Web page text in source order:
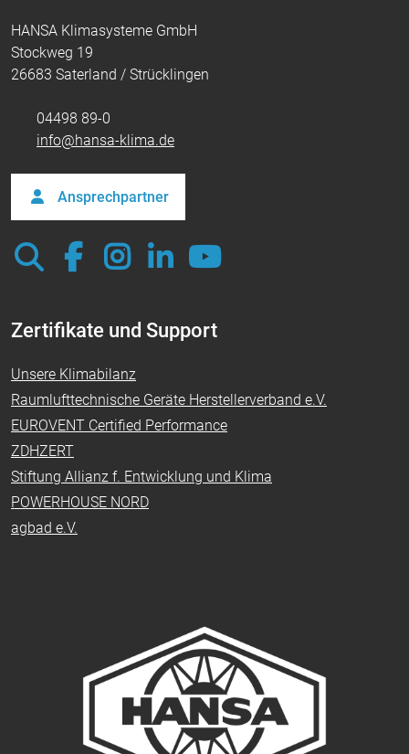
HANSA Klimasysteme GmbH
Stockweg 19
26683 Saterland / Strücklingen
04498 89-0
info@hansa-klima.de
Ansprechpartner
Zertifikate und Support
Unsere Klimabilanz
Raumlufttechnische Geräte Herstellerverband e.V.
EUROVENT Certified Performance
ZDHZERT
Stiftung Allianz f. Entwicklung und Klima
POWERHOUSE NORD
agbad e.V.